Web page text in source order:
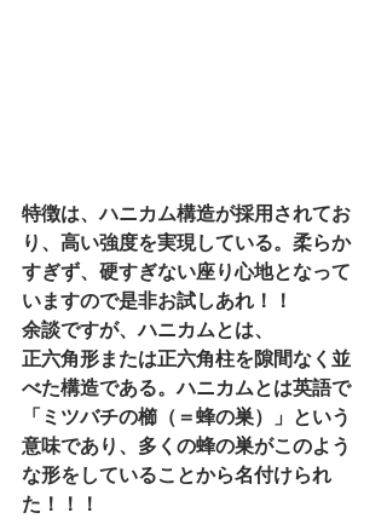
特徴は、ハニカム構造が採用されてお
り、高い強度を実現している。柔らか
すぎず、硬すぎない座り心地となって
いますので是非お試しあれ！！
余談ですが、ハニカムとは、
正六角形または正六角柱を隙間なく並
べた構造である。ハニカムとは英語で
「ミツバチの櫛（＝蜂の巣）」という
意味であり、多くの蜂の巣がこのよう
な形をしていることから名付けられ
た！！！